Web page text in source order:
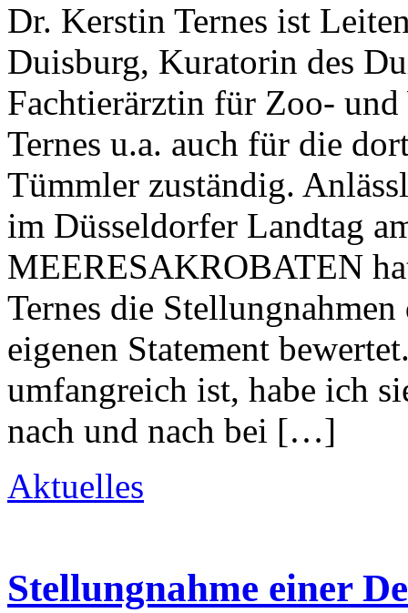
Dr. Kerstin Ternes ist
Duisburg, Kuratorin des
Fachtierärztin für Zoo-
Ternes u.a. auch für die
Tümmler zuständig.
im Düsseldorfer Landtag
MEERESAKROBATEN
Ternes die
eigenen Statement
umfangreich ist, habe ich
nach und nach bei […]
Aktuelles
Stellungnahme einer